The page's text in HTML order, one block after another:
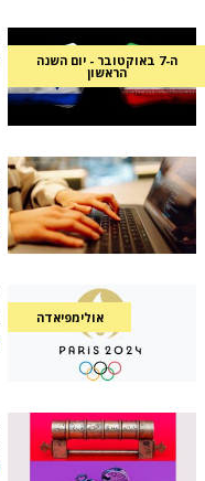
ה-7 באוקטובר - יום השנה
הראשון
אולימפיאדה